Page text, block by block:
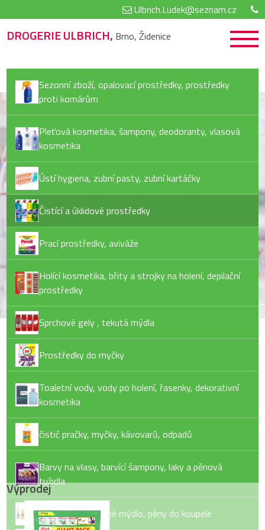
Ulbrich.Ludek@seznam.cz
DROGERIE ULBRICH, Brno, Židenice
Sezonní zboží, opalovací prostředky, prostředky
proti komárům
Pleťová kosmetika, šampony, deodoranty, vlasová
kosmetika
Ústí hygiena, zubní pasty, zubní kartáčky
Čistící a úklidové prostředky
Prací prostředky, aviváže
Holící kosmetika, břity a strojky na holení, depilační
prostředky
Sprchové gely , tekutá mýdla
Prostředky do myčky
Toaletní vody, vody po holení, řasenky, dekorativní
kosmetika
čistič pračky, myčky, kávovarů, odpadů
Barvy na vlasy, barvící šampony, laky a pěnová
tužidla
Tekuté mýdlo, tuhé mýdlo, pěny do koupele
Výprodej